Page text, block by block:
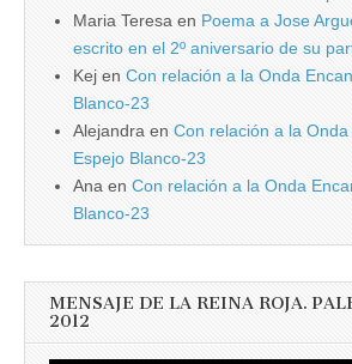
Maria Teresa en Poema a Jose
escrito en el 2º aniversario de su
Kej en Con relación a la Onda
Blanco-23
Alejandra en Con relación a la
Espejo Blanco-23
Ana en Con relación a la Onda
Blanco-23
MENSAJE DE LA REINA ROJA.
2012